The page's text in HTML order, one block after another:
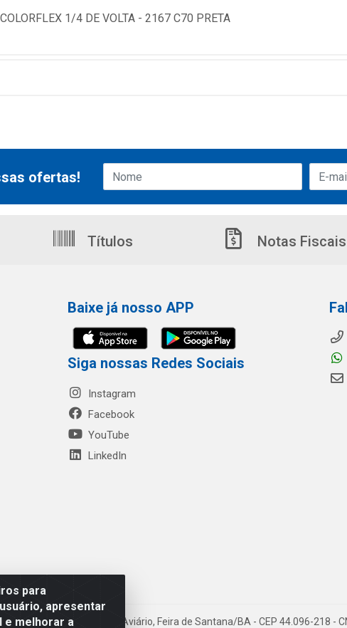
1/4 DE VOLTA - 2167 C70 PRETA
para
apresentar
e melhorar a
ofertas!
Títulos Notas Fiscais
Baixe já nosso APP
Siga nossas Redes Sociais
Instagram
Facebook
YouTube
LinkedIn
- Rua Mercante, 699 - Aviário, Feira de Santana/BA - CEP 44.096-218 -